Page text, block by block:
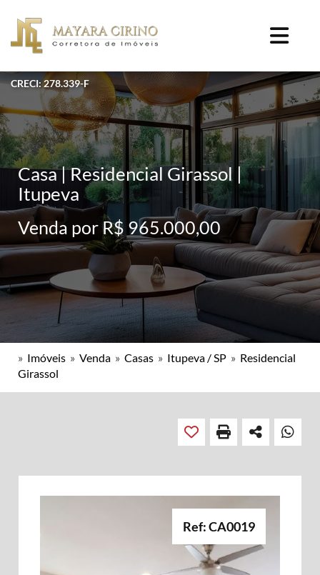
CRECI: 278.339-F
Casa | Residencial Girassol |
Itupeva
Venda por R$ 965.000,00
» Imóveis » Venda » Casas » Itupeva / SP » Residencial
Girassol
Ref: CA0019